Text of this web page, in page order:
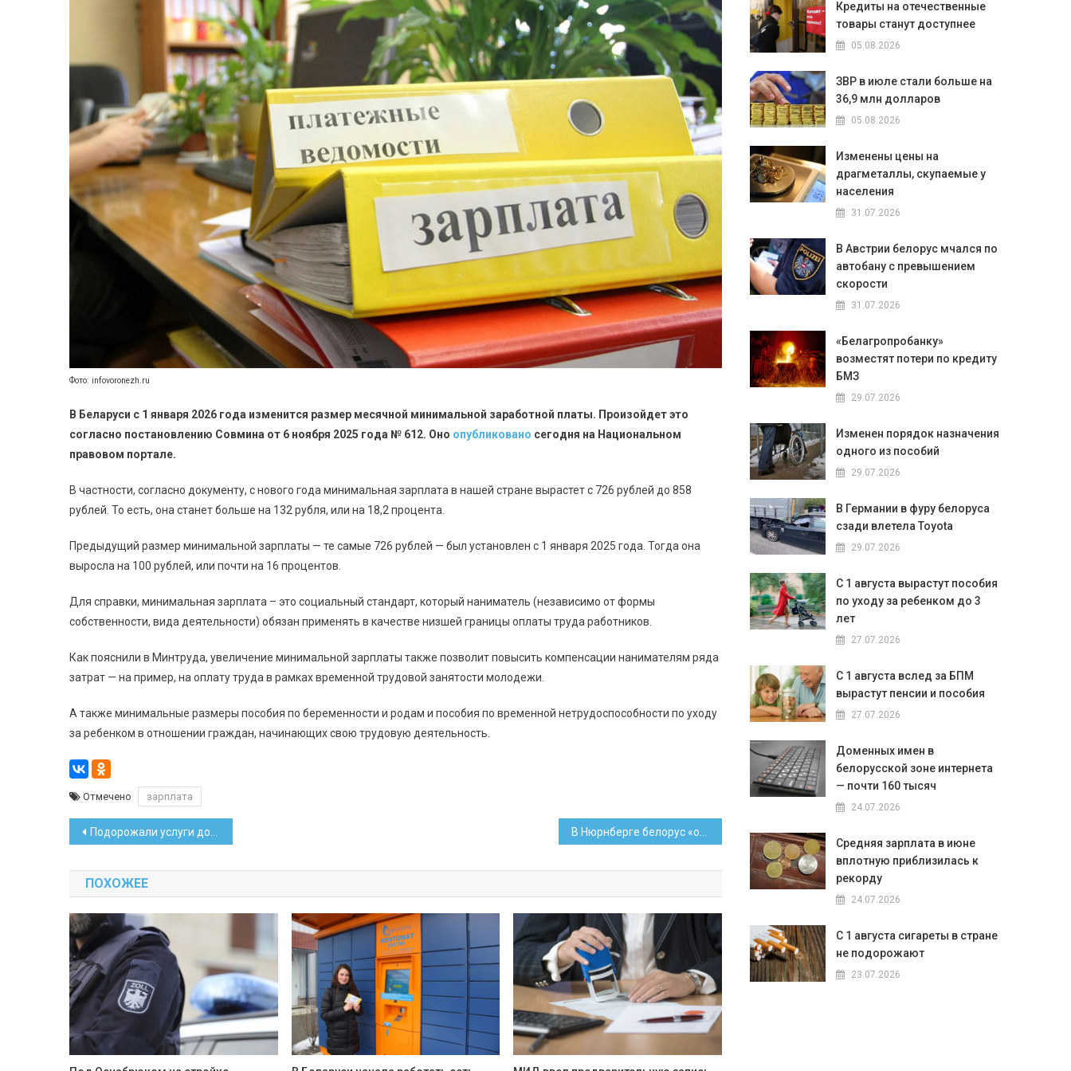
Фото: infovoronezh.ru
В Беларуси с 1 января 2026 года изменится размер месячной минимальной заработной платы. Произойдет это
согласно постановлению Совмина от 6 ноября 2025 года № 612. Оно опубликовано сегодня на Национальном
правовом портале.
В частности, согласно документу, с нового года минимальная зарплата в нашей стране вырастет с 726 рублей до 858
рублей. То есть, она станет больше на 132 рубля, или на 18,2 процента.
Предыдущий размер минимальной зарплаты — те самые 726 рублей — был установлен с 1 января 2025 года. Тогда она
выросла на 100 рублей, или почти на 16 процентов.
Для справки, минимальная зарплата – это социальный стандарт, который наниматель (независимо от формы
собственности, вида деятельности) обязан применять в качестве низшей границы оплаты труда работников.
Как пояснили в Минтруда, увеличение минимальной зарплаты также позволит повысить компенсации нанимателям ряда
затрат — на пример, на оплату труда в рамках временной трудовой занятости молодежи.
А также минимальные размеры пособия по беременности и родам и пособия по временной нетрудоспособности по уходу
за ребенком в отношении граждан, начинающих свою трудовую деятельность.
Отмечено зарплата
Навигация
по
записям
Подорожали услуги дошкольных учреждений, но подешевела обувь В Нюрнберге белорус «охотился» за велосипедными деталями
ПОХОЖЕЕ
Кредиты на отечественные
товары станут доступнее
05.08.2026
ЗВР в июле стали больше на
36,9 млн долларов
05.08.2026
Изменены цены на
драгметаллы, скупаемые у
населения
31.07.2026
В Австрии белорус мчался по
автобану с превышением
скорости
31.07.2026
«Белагропробанку»
возместят потери по кредиту
БМЗ
29.07.2026
Изменен порядок назначения
одного из пособий
29.07.2026
В Германии в фуру белоруса
сзади влетела Toyota
29.07.2026
С 1 августа вырастут пособия
по уходу за ребенком до 3
лет
27.07.2026
С 1 августа вслед за БПМ
вырастут пенсии и пособия
27.07.2026
Доменных имен в
белорусской зоне интернета
— почти 160 тысяч
24.07.2026
Средняя зарплата в июне
вплотную приблизилась к
рекорду
24.07.2026
С 1 августа сигареты в стране
не подорожают
23.07.2026